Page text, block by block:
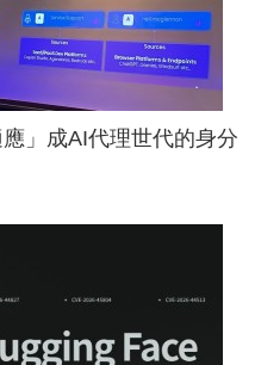
」成AI代理世代的身分